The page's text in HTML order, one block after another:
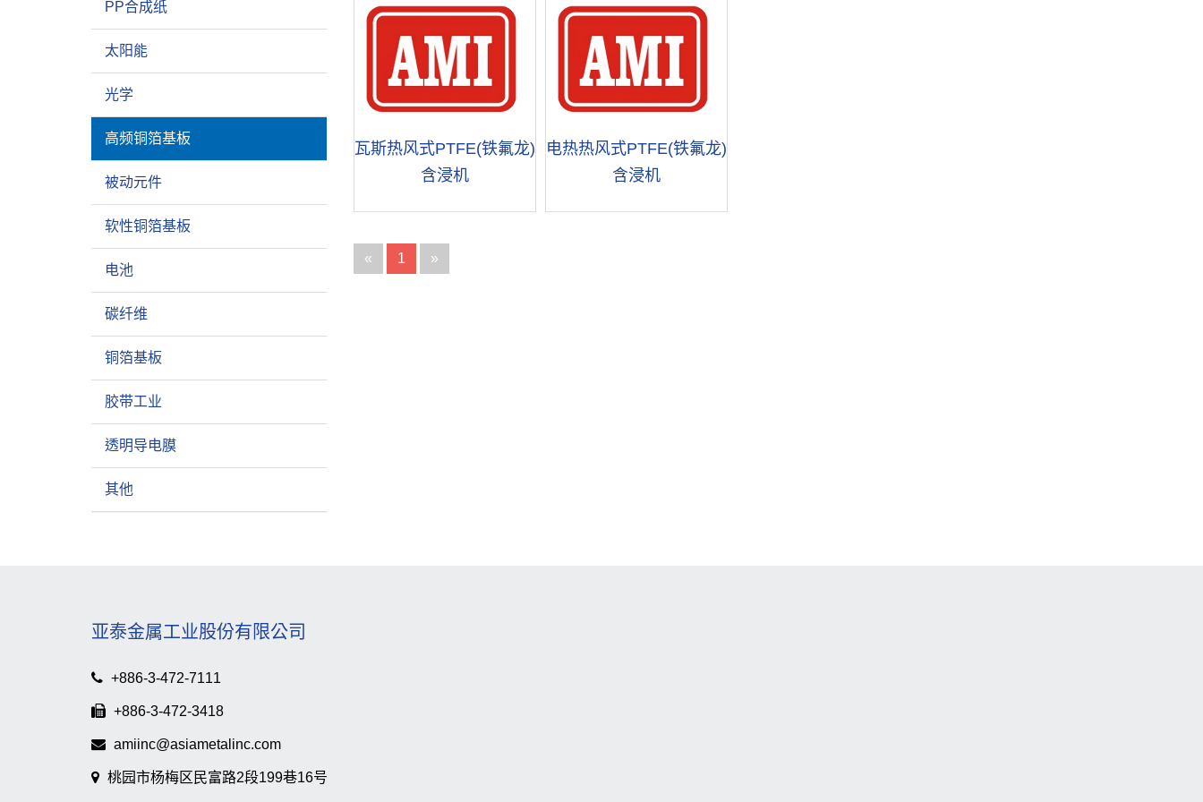
PP合成纸
太阳能
光学
高频铜箔基板
被动元件
软性铜箔基板
电池
碳纤维
铜箔基板
胶带工业
透明导电膜
其他
瓦斯热风式PTFE(铁氟龙)
含浸机
电热热风式PTFE(铁氟龙)
含浸机
« 1 »
亚泰金属工业股份有限公司
+886-3-472-7111
+886-3-472-3418
amiinc@asiametalinc.com
桃园市杨梅区民富路2段199巷16号